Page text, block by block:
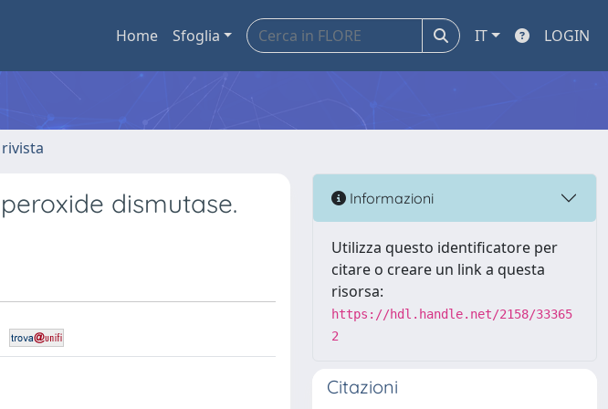
Home Sfoglia IT LOGIN
dismutase. Informazioni
Utilizza questo identificatore per
citare o creare un link a questa
risorsa:
https://hdl.handle.net/2158/33365
2
Citazioni